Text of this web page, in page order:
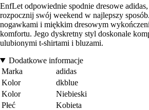
EnfLet odpowiednie spodnie dresowe
rozpocznij swój weekend w najlepszy
nogawkami i miękkim dresowym
komfortu. Jego dyskretny styl doskonale
ulubionymi t-shirtami i bluzami.
Dodatkowe informacje
Marka
adidas
Kolor
dkblue
Kolor
Niebieski
Płeć
Kobieta